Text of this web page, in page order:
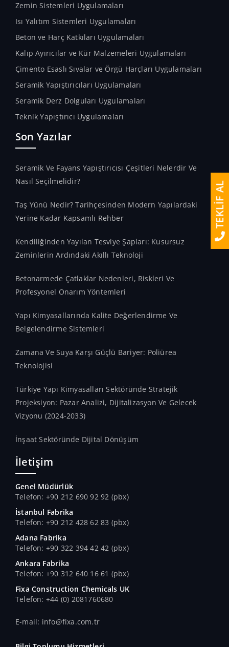
Zemin Sistemleri Uygulamaları
Isı Yalıtım Sistemleri Uygulamaları
Beton ve Harç Katkıları Uygulamaları
Kalıp Ayırıcılar ve Kür Malzemeleri Uygulamaları
Çimento Esaslı Sıvalar ve Örgü Harçları Uygulamaları
Seramik Yapıştırıcıları Uygulamaları
Seramik Derz Dolguları Uygulamaları
Teknik Yapıştırıcı Uygulamaları
Son Yazılar
Seramik Ve Fayans Yapıştırıcısı Çeşitleri Nelerdir Ve
Nasıl Seçilmelidir?
Taş Yünü Nedir? Tarihçesinden Modern Yapılardaki
Yerine Kadar Kapsamlı Rehber
Kendiliğinden Yayılan Tesviye Şapları: Kusursuz
Zeminlerin Ardındaki Akıllı Teknoloji
Betonarmede Çatlaklar Nedenleri, Riskleri Ve
Profesyonel Onarım Yöntemleri
Yapı Kimyasallarında Kalite Değerlendirme Ve
Belgelendirme Sistemleri
Zamana Ve Suya Karşı Güçlü Bariyer: Poliürea
Teknolojisi
Türkiye Yapı Kimyasalları Sektöründe Stratejik
Projeksiyon: Pazar Analizi, Dijitalizasyon Ve Gelecek
Vizyonu (2024-2033)
İnşaat Sektöründe Dijital Dönüşüm
İletişim
Genel Müdürlük
Telefon: +90 212 690 92 92 (pbx)
İstanbul Fabrika
Telefon: +90 212 428 62 83 (pbx)
Adana Fabrika
Telefon: +90 322 394 42 42 (pbx)
Ankara Fabrika
Telefon: +90 312 640 16 61 (pbx)
Fixa Construction Chemicals UK
Telefon: +44 (0) 2081760680
E-mail: info@fixa.com.tr
TEKLİF AL